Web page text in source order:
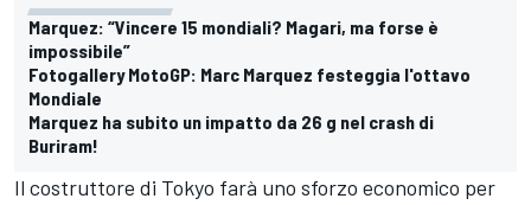
Marquez: “Vincere 15 mondiali? Magari, ma forse è
impossibile”
Fotogallery MotoGP: Marc Marquez festeggia l'ottavo
Mondiale
Marquez ha subito un impatto da 26 g nel crash di
Buriram!
Il costruttore di Tokyo farà uno sforzo economico per